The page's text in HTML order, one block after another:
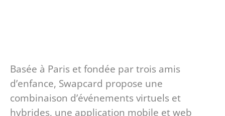
Basée à Paris et fondée par trois amis
d’enfance, Swapcard propose une
combinaison d’événements virtuels et
hybrides, une application mobile et web